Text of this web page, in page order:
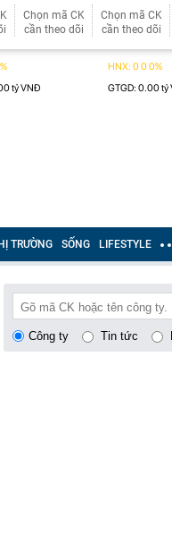
Chọn mã CK
cần theo dõi
Chọn mã CK
cần theo dõi
TRƯỜNG SỐNG LIFESTYLE
Công ty Tin tức